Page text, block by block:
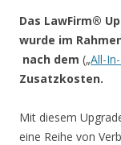
Das LawFirm®
wurde im
nach dem („All-
Zusatzkosten.
Mit diesem
eine Reihe von